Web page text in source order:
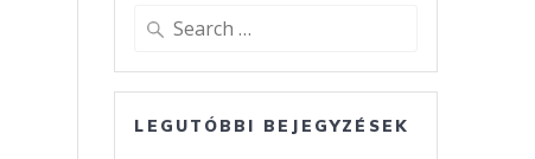
Search
LEGUTÓBBI BEJEGYZÉSEK